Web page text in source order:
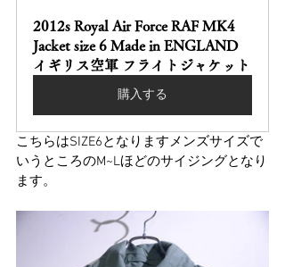
2012s Royal Air Force RAF MK4
Jacket size 6 Made in ENGLAND
イギリス空軍 フライトジャケット
購入する
こちらはSIZE6となりますメンズサイズで
いうところのM~Lほどのサイジングとなり
ます。